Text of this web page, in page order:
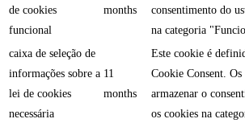
de cookies
funcional
months
consentimento do
na categoria
caixa de seleção de
informações sobre a
lei de cookies
necessária
11
months
Este cookie é
Cookie Consent. Os
armazenar o
os cookies na